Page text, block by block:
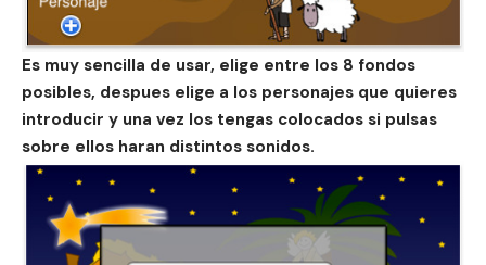
Es muy sencilla de usar, elige entre los 8 fondos
posibles, despues elige a los personajes que quieres
introducir y una vez los tengas colocados si pulsas
sobre ellos haran distintos sonidos.